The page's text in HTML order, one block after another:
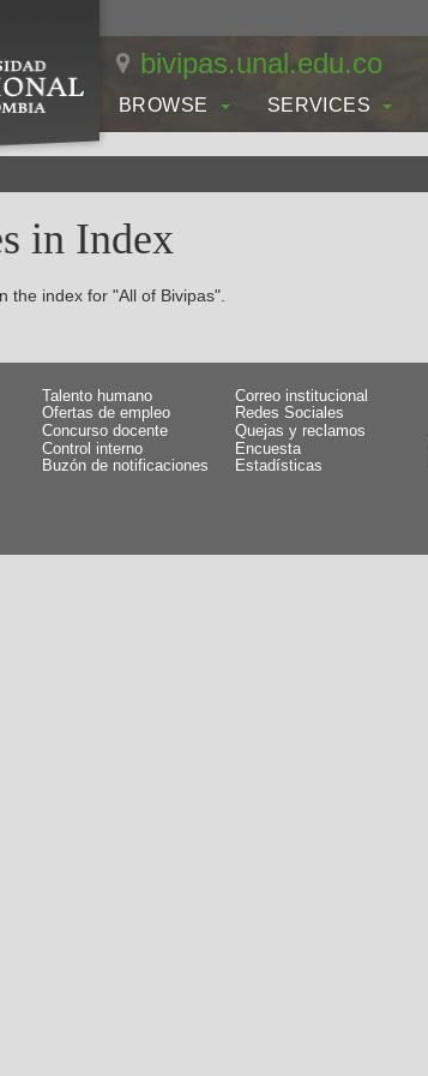
bivipas.unal.edu.co
BROWSE SERVICES
in Index
the index for "All of Bivipas".
Talento humano
Ofertas de empleo
Concurso docente
Control interno
Buzón de notificaciones
Correo institucional
Redes Sociales
Quejas y reclamos
Encuesta
Estadísticas